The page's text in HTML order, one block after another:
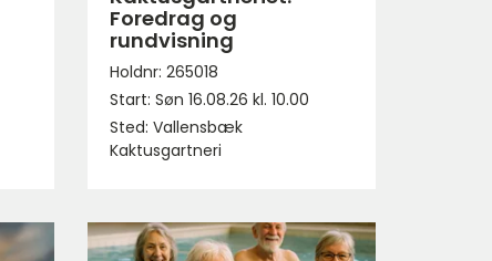
Foredrag og
rundvisning
Holdnr: 265018
Start: Søn 16.08.26 kl. 10.00
Sted: Vallensbæk
Kaktusgartneri